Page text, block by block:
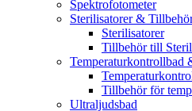
Spektrofotometer
Sterilisatorer &
Sterilisatorer
Tillbehör till
Temperaturkontrollbad
Tillbehör för
Ultraljudsbad